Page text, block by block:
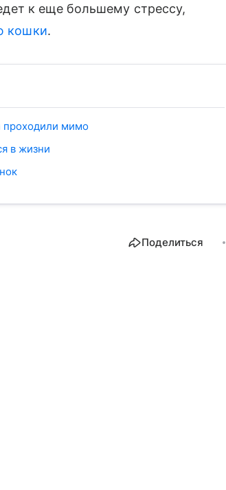
к еще большему стрессу,
кошки.
проходили мимо
в жизни
Поделиться